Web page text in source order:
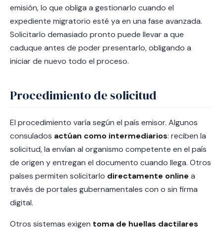
emisión, lo que obliga a gestionarlo cuando el
expediente migratorio esté ya en una fase avanzada.
Solicitarlo demasiado pronto puede llevar a que
caduque antes de poder presentarlo, obligando a
iniciar de nuevo todo el proceso.
Procedimiento de solicitud
El procedimiento varía según el país emisor. Algunos
consulados actúan como intermediarios: reciben la
solicitud, la envían al organismo competente en el país
de origen y entregan el documento cuando llega. Otros
países permiten solicitarlo directamente online a
través de portales gubernamentales con o sin firma
digital.
Otros sistemas exigen toma de huellas dactilares